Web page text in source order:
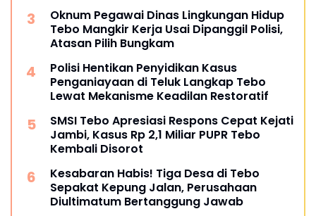
Oknum Pegawai Dinas Lingkungan Hidup
Tebo Mangkir Kerja Usai Dipanggil Polisi,
Atasan Pilih Bungkam
Polisi Hentikan Penyidikan Kasus
Penganiayaan di Teluk Langkap Tebo
Lewat Mekanisme Keadilan Restoratif
SMSI Tebo Apresiasi Respons Cepat Kejati
Jambi, Kasus Rp 2,1 Miliar PUPR Tebo
Kembali Disorot
Kesabaran Habis! Tiga Desa di Tebo
Sepakat Kepung Jalan, Perusahaan
Diultimatum Bertanggung Jawab